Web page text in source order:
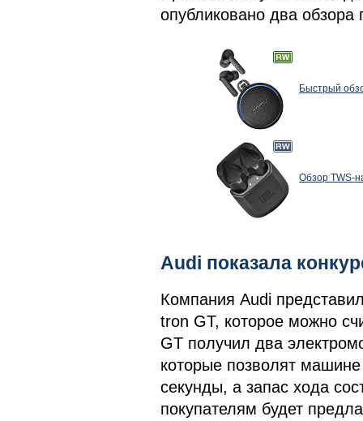
опубликовано два
Быстрый
Обзор TWS-
Audi показала
Компания Audi
tron GT, которое можно
GT получил два
которые позволят
секунды, а запас хода
покупателям будет